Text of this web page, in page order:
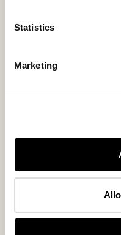
Statistics
Marketing
Lampaannahasta ja villasta